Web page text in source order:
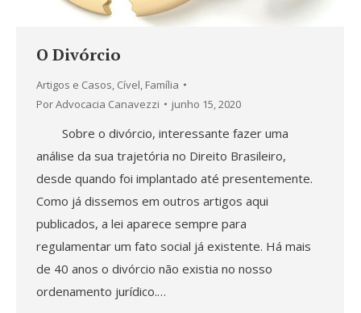
O Divórcio
Artigos e Casos, Cível, Família
PorAdvocacia Canavezzi junho 15, 2020
Sobre o divórcio, interessante fazer uma
análise da sua trajetória no Direito Brasileiro,
desde quando foi implantado até presentemente.
Como já dissemos em outros artigos aqui
publicados, a lei aparece sempre para
regulamentar um fato social já existente. Há mais
de 40 anos o divórcio não existia no nosso
ordenamento jurídico.…